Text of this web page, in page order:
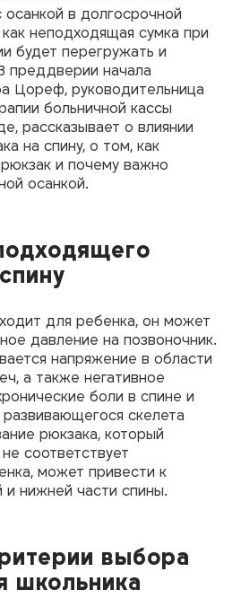
в долгосрочной
неподходящая сумка при
будет перегружать и
преддверии начала
Цореф, руководительница
больничной кассы
рассказывает о влиянии
на спину, о том, как
и почему важно
осанкой.
для ребенка, он может
давление на позвоночник.
напряжение в области
а также негативное
боли в спине и
скелета
рюкзака, который
соответствует
может привести к
и нижней части спины.
выбора
школьника